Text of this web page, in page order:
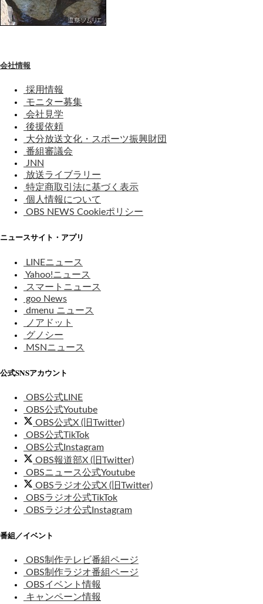
会社情報
採用情報
モニター募集
会社見学
後援依頼
大分放送文化・スポーツ振興財団
番組審議会
JNN
放送ライブラリー
特定商取引法に基づく表示
個人情報について
OBS NEWS Cookieポリシー
ニュースサイト・アプリ
LINEニュース
Yahoo!ニュース
スマートニュース
goo News
dmenu ニュース
ノアドット
グノシー
MSNニュース
公式SNSアカウント
OBS公式LINE
OBS公式Youtube
OBS公式X (旧Twitter)
OBS公式TikTok
OBS公式Instagram
OBS報道部X (旧Twitter)
OBSニュース公式Youtube
OBSラジオ公式X (旧Twitter)
OBSラジオ公式TikTok
OBSラジオ公式Instagram
番組／イベント
OBS制作テレビ番組ページ
OBS制作ラジオ番組ページ
OBSイベント情報
キャンペーン情報